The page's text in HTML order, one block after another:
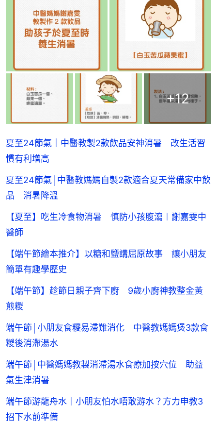
+12
夏至24節氣｜中醫教製2款飲品安神消暑 改生活習
慣有利增高
夏至24節氣│中醫教媽媽自製2款適合夏天常備家中飲
品 消暑降溫
【夏至】吃生冷食物消暑 慎防小孩腹瀉︱謝嘉雯中
醫師
【端午節繪本推介】以糖和鹽講屈原故事 讓小朋友
簡單有趣學歷史
【端午節】趁節日親子齊下廚 9歲小廚神教整金黃
煎糉
端午節│小朋友食糭易滯難消化 中醫教媽媽煲3款食
糉後消滯湯水
端午節│中醫媽媽教製消滯湯水食療加按穴位 助益
氣生津消暑
端午節游龍舟水｜小朋友怕水唔敢游水？方力申教3
招下水前準備